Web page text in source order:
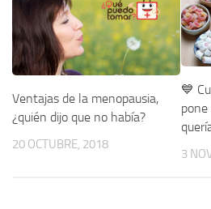
Ventajas de la menopausia,
¿quién dijo que no había?
20 OCTUBRE, 2018
💙
3